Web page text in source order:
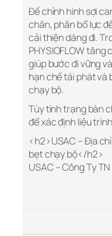
Đế chỉnh hình sợi
chân, phân bổ lực
cải thiện dáng đi.
PHYSIOFLOW
giúp bước đi vững
hạn chế tái phát và
chạy bộ.
Tùy tình trạng bàn
để xác định liệu
<h2>USAC – Địa
bẹt chạy bộ</h2>
USAC – Công Ty TN